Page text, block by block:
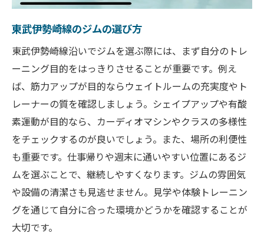
シェイプアップに最適なエクササイズ
ボディーメイクのポイントと注意点
筋力とシェイプアップを両立させる方法
ルーポファイティングジムの成功事例
理想の体型を目指すための継続のコツ
ジム初心者でも安心の体験トレーニング
初回のジム体験で気をつけること
初心者向けのトレーニングメニュー
体験トレーニングの流れと内容
トレーナーのサポートとアドバイス
初心者がジムを続けるためのポイント
東武伊勢崎線のジムの選び方
東武伊勢崎線沿いでジムを選ぶ際には、まず自分のトレ
ーニング目的をはっきりさせることが重要です。例え
ば、筋力アップが目的ならウェイトルームの充実度やト
レーナーの質を確認しましょう。シェイプアップや有酸
素運動が目的なら、カーディオマシンやクラスの多様性
をチェックするのが良いでしょう。また、場所の利便性
も重要です。仕事帰りや週末に通いやすい位置にあるジ
ムを選ぶことで、継続しやすくなります。ジムの雰囲気
や設備の清潔さも見逃せません。見学や体験トレーニン
グを通じて自分に合った環境かどうかを確認することが
大切です。